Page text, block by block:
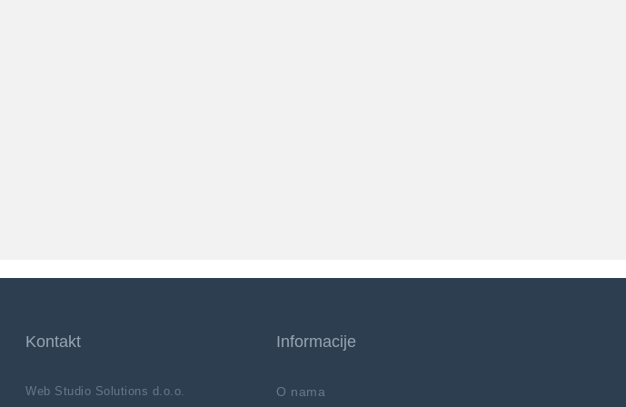
Kontakt
Web Studio Solutions d.o.o.
Informacije
O nama